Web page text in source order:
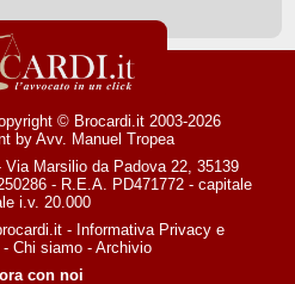
© Brocardi.it 2003-2026
by Avv. Manuel Tropea
Via Marsilio da Padova 22, 35139
- R.E.A. PD471772 - capitale
i.v. 20.000
- Informativa Privacye
- Chi siamo - Archivio
con noi